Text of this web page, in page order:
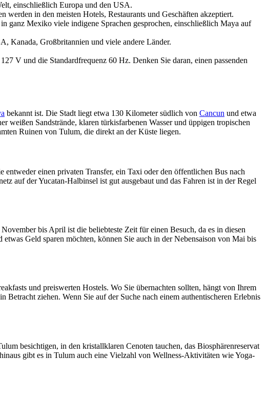
einschließlich Europa und den USA.
in den meisten Hotels, Restaurants und Geschäften akzeptiert.
ganz Mexiko viele indigene Sprachen gesprochen, einschließlich Maya auf
Kanada, Großbritannien und viele andere Länder.
V und die Standardfrequenz 60 Hz. Denken Sie daran, einen passenden
bekannt ist. Die Stadt liegt etwa 130 Kilometer südlich von Cancun und etwa
weißen Sandstrände, klaren türkisfarbenen Wasser und üppigen tropischen
Ruinen von Tulum, die direkt an der Küste liegen.
einen privaten Transfer, ein Taxi oder den öffentlichen Bus nach
auf der Yucatan-Halbinsel ist gut ausgebaut und das Fahren ist in der Regel
bis April ist die beliebteste Zeit für einen Besuch, da es in diesen
Geld sparen möchten, können Sie auch in der Nebensaison von Mai bis
und preiswerten Hostels. Wo Sie übernachten sollten, hängt von Ihrem
Betracht ziehen. Wenn Sie auf der Suche nach einem authentischeren Erlebnis
besichtigen, in den kristallklaren Cenoten tauchen, das Biosphärenreservat
gibt es in Tulum auch eine Vielzahl von Wellness-Aktivitäten wie Yoga-